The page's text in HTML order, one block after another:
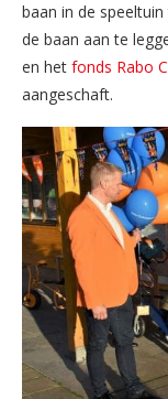
baan in de
de baan aan te
en het fonds Rabo
aangeschaft.